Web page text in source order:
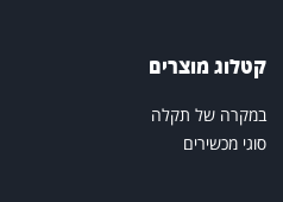
קטלוג מוצרים
במקרה של תקלה
סוגי מכשירים